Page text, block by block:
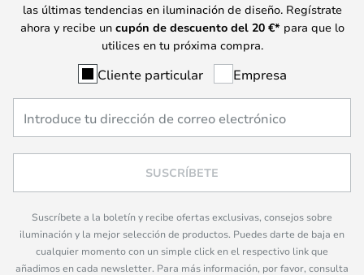
las últimas tendencias en iluminación de diseño. Regístrate
ahora y recibe un cupón de descuento del 20 €* para que lo
utilices en tu próxima compra.
Cliente particular Empresa
SUSCRÍBETE
Suscríbete a la boletín y recibe ofertas exclusivas, consejos sobre
iluminación y la mejor selección de productos. Puedes darte de baja en
cualquier momento con un simple click en el respectivo link que
añadimos en cada newsletter. Para más información, por favor, consulta